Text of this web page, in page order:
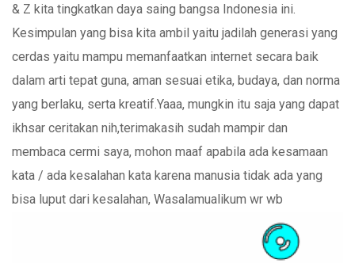
& Z kita tingkatkan daya saing bangsa Indonesia ini.
Kesimpulan yang bisa kita ambil yaitu jadilah generasi yang
cerdas yaitu mampu memanfaatkan internet secara baik
dalam arti tepat guna, aman sesuai etika, budaya, dan norma
yang berlaku, serta kreatif.Yaaa, mungkin itu saja yang dapat
ikhsar ceritakan nih,terimakasih sudah mampir dan
membaca cermi saya, mohon maaf apabila ada kesamaan
kata / ada kesalahan kata karena manusia tidak ada yang
bisa luput dari kesalahan, Wasalamualikum wr wb